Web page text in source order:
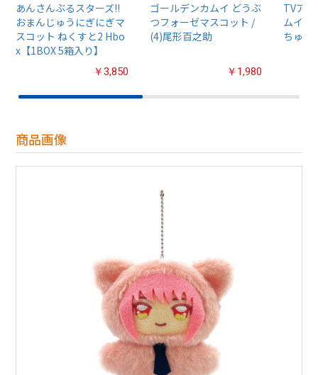
あんさんぶるスターズ!!
おまんじゅうにぎにぎマ
スコット ねくすと2 Hbo
x【1BOX 5箱入り】
￥3,850
ゴールデンカムイ どうぶ
つフォーゼマスコット /
(4)尾形百之助
￥1,980
TVア
ムイ』
ちゅる
商品画像